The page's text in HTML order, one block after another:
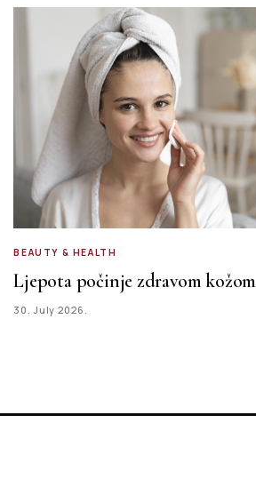
BEAUTY & HEALTH
Ljepota počinje zdravom kožom
30. July 2026.